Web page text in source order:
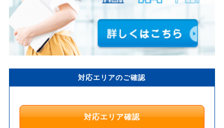
対応エリアのご確認
対応エリア確認